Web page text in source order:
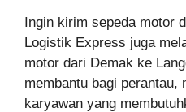
Ingin kirim sepeda motor
Logistik Express juga
motor dari Demak ke
membantu bagi perantau,
karyawan yang